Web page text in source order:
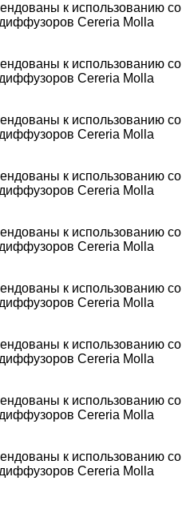
к использованию со
Cereria Molla
к использованию со
Cereria Molla
к использованию со
Cereria Molla
к использованию со
Cereria Molla
к использованию со
Cereria Molla
к использованию со
Cereria Molla
к использованию со
Cereria Molla
к использованию со
Cereria Molla
к использованию со
Cereria Molla